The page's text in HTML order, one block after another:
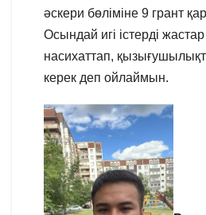
әскери бөліміне 9 грант
Осындай игі істерді
насихаттап,
керек деп ойлаймын.